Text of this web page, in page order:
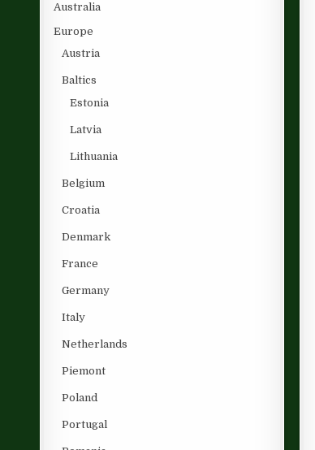
Australia
Europe
Austria
Baltics
Estonia
Latvia
Lithuania
Belgium
Croatia
Denmark
France
Germany
Italy
Netherlands
Piemont
Poland
Portugal